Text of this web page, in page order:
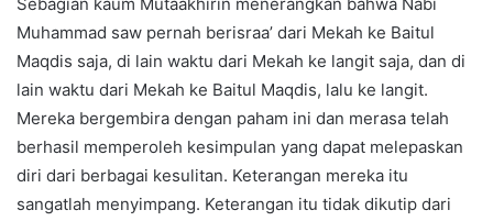
Muhammad saw pernah berisraa’ dari Mekah ke Baitul
Maqdis saja, di lain waktu dari Mekah ke langit saja, dan di
lain waktu dari Mekah ke Baitul Maqdis, lalu ke langit.
Mereka bergembira dengan paham ini dan merasa telah
berhasil memperoleh kesimpulan yang dapat melepaskan
diri dari berbagai kesulitan. Keterangan mereka itu
sangatlah menyimpang. Keterangan itu tidak dikutip dari